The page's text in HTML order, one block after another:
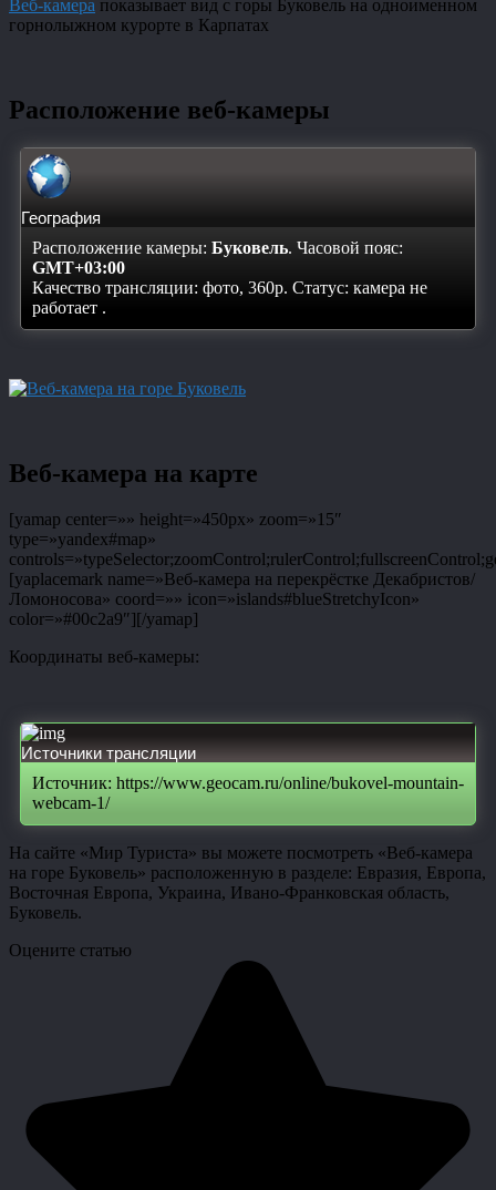
Веб-камера показывает вид с горы Буковель на одноименном
горнолыжном курорте в Карпатах
Расположение веб-камеры
География
Расположение камеры: Буковель. Часовой пояс:
GMT+03:00
Качество трансляции: фото, 360p. Статус: камера не
работает .
Веб-камера на карте
[yamap center=»» height=»450px» zoom=»15″
type=»yandex#map»
[yaplacemark name=»Веб-камера на перекрёстке Декабристов/
Ломоносова» coord=»» icon=»islands#blueStretchyIcon»
color=»#00c2a9″][/yamap]
Координаты веб-камеры:
Источники трансляции
Источник: https://www.geocam.ru/online/bukovel-mountain-
webcam-1/
На сайте «Мир Туриста» вы можете посмотреть «Веб-камера
на горе Буковель» расположенную в разделе: Евразия, Европа,
Восточная Европа, Украина, Ивано-Франковская область,
Буковель.
Оцените статью